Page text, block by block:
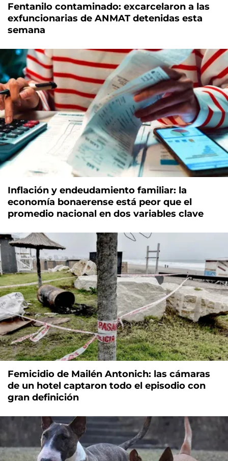
Fentanilo contaminado: excarcelaron a las
exfuncionarias de ANMAT detenidas esta
semana
Inflación y endeudamiento familiar: la
economía bonaerense está peor que el
promedio nacional en dos variables clave
Femicidio de Mailén Antonich: las cámaras
de un hotel captaron todo el episodio con
gran definición